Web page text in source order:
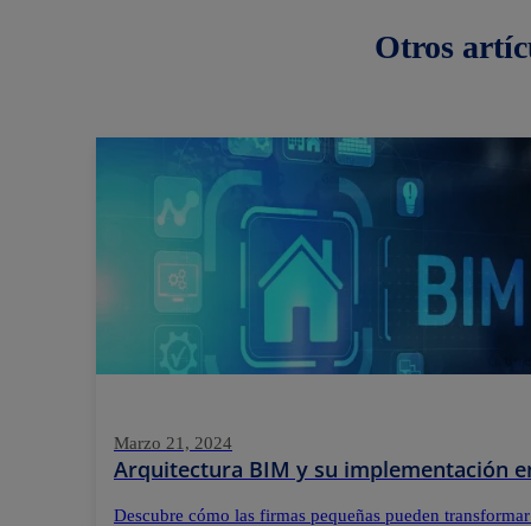
Otros
Marzo 21, 2024
Arquitectura BIM y su implementación
Descubre cómo las firmas pequeñas pueden